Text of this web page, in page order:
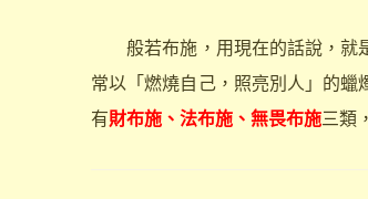
般若布施，用現在的話說，就
常以「燃燒自己，照亮別人」的
有財布施、法布施、無畏布施三類